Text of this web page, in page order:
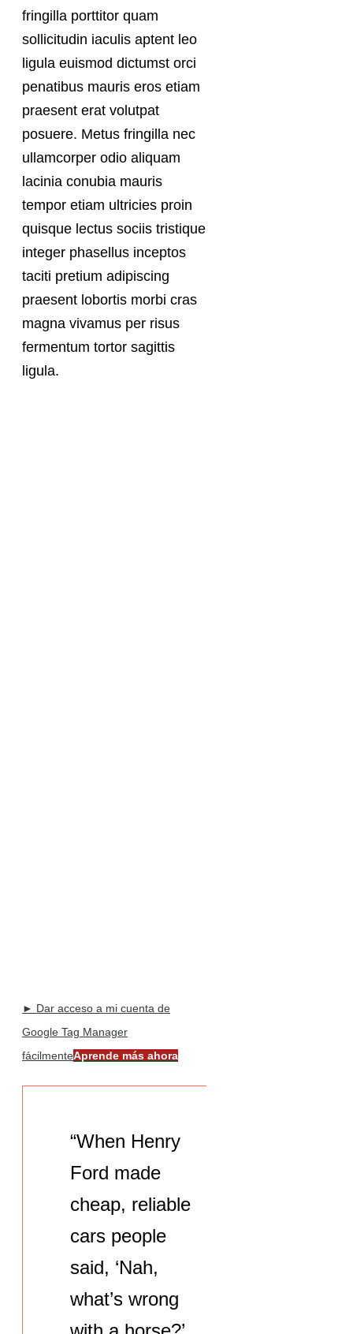
fringilla porttitor quam
sollicitudin iaculis aptent leo
ligula euismod dictumst orci
penatibus mauris eros etiam
praesent erat volutpat
posuere. Metus fringilla nec
ullamcorper odio aliquam
lacinia conubia mauris
tempor etiam ultricies proin
quisque lectus sociis tristique
integer phasellus inceptos
taciti pretium adipiscing
praesent lobortis morbi cras
magna vivamus per risus
fermentum tortor sagittis
ligula.
► Dar acceso a mi cuenta de
Google Tag Manager
fácilmenteAprende más ahora
“When Henry
Ford made
cheap, reliable
cars people
said, ‘Nah,
what’s wrong